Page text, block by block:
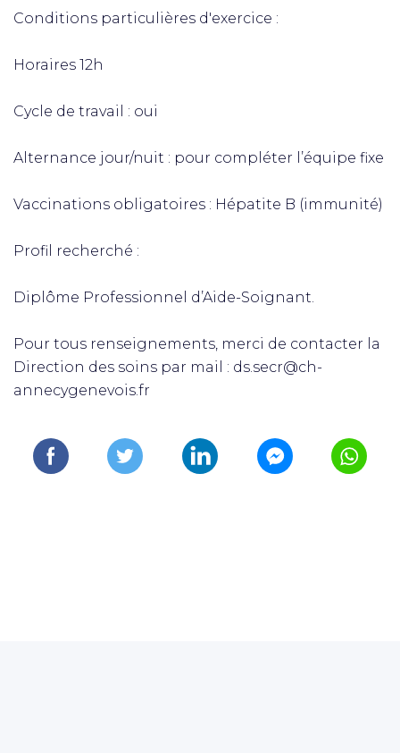
Conditions particulières d'exercice :
Horaires 12h
Cycle de travail : oui
Alternance jour/nuit : pour compléter l’équipe fixe
Vaccinations obligatoires : Hépatite B (immunité)
Profil recherché :
Diplôme Professionnel d’Aide-Soignant.
Pour tous renseignements, merci de contacter la
Direction des soins par mail : ds.secr@ch-
annecygenevois.fr